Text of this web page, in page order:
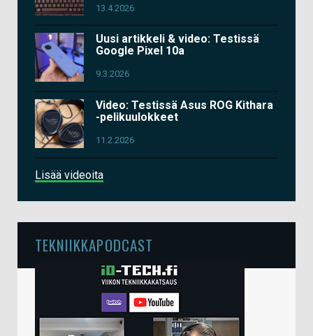
13.4.2026
Uusi artikkeli & video: Testissä
Google Pixel 10a
9.3.2026
Video: Testissä Asus ROG Kithara
-pelikuulokkeet
11.2.2026
Lisää videoita
TEKNIIKKAPODCAST